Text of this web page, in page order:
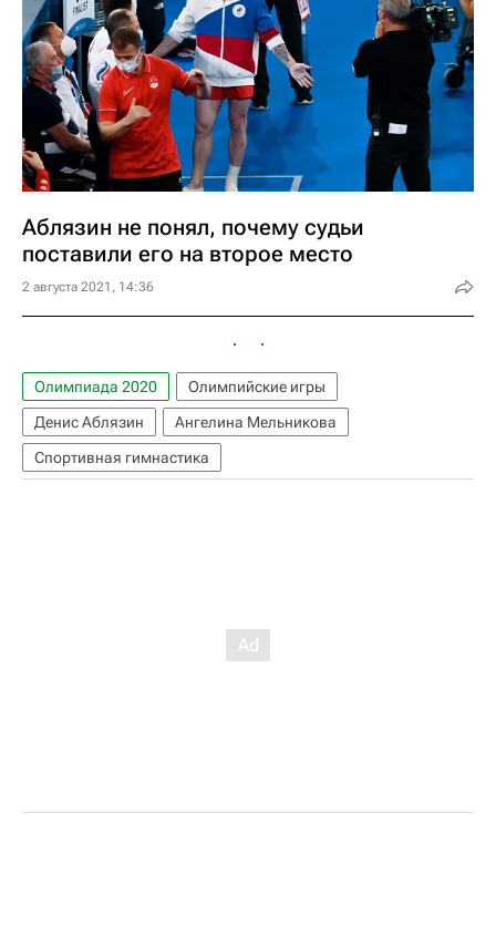
Аблязин не понял, почему судьи
поставили его на второе место
2 августа 2021, 14:36
Олимпиада 2020
Олимпийские игры
Денис Аблязин
Ангелина Мельникова
Спортивная гимнастика